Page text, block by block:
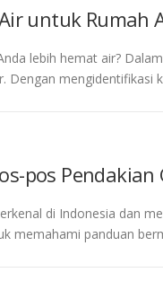
untuk Rumah
lebih hemat air?
Dengan mengidentifikasi
pos
di Indonesia dan
memahami panduan